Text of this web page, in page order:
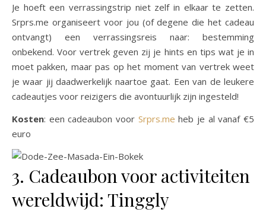
Je hoeft een verrassingstrip niet zelf in elkaar te zetten.
Srprs.me organiseert voor jou (of degene die het cadeau
ontvangt) een verrassingsreis naar: bestemming
onbekend. Voor vertrek geven zij je hints en tips wat je in
moet pakken, maar pas op het moment van vertrek weet
je waar jij daadwerkelijk naartoe gaat. Een van de leukere
cadeautjes voor reizigers die avontuurlijk zijn ingesteld!
Kosten: een cadeaubon voor Srprs.me heb je al vanaf €5
euro
3. Cadeaubon voor activiteiten
wereldwijd: Tinggly